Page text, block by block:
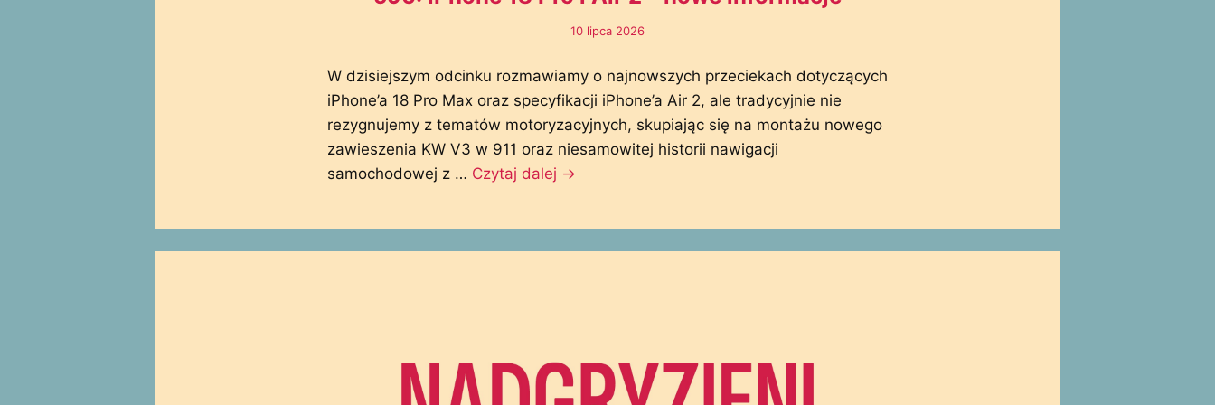
10 lipca 2026
W dzisiejszym odcinku rozmawiamy o najnowszych przeciekach dotyczących
iPhone’a 18 Pro Max oraz specyfikacji iPhone’a Air 2, ale tradycyjnie nie
rezygnujemy z tematów motoryzacyjnych, skupiając się na montażu nowego
zawieszenia KW V3 w 911 oraz niesamowitej historii nawigacji
samochodowej z … Czytaj dalej →